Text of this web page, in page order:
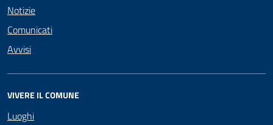
Notizie
Comunicati
Avvisi
VIVERE IL COMUNE
Luoghi